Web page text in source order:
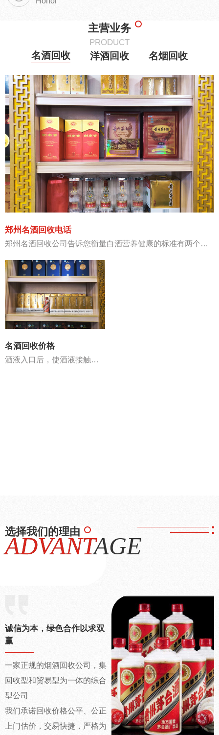
主营业务
PRODUCT
名酒回收 洋酒回收 名烟回收
郑州名酒回收电话
郑州名酒回收公司告诉您衡量白酒营养健康的标准有两个，一个是从白酒的酿造原料上来看，一般情况下，多种粮食酿造的白酒要比单一粮食酿造的营养要丰富一些；另一个是从酿造和勾兑工艺来看，科学合理的工艺是保障酒质......
名酒回收价格
酒液入口后，使酒液接触舌尖、舌边，并平铺于舌面和舌根部，全部接触味蕾，仔细品评酒的味道。2至3秒钟后，可将酒咽下，然后使酒气随呼吸从鼻孔排出，检查酒气是否刺鼻及香气的浓淡，判断酒的回味。酒以入口柔、吞......
选择我们的理由
ADVANTAGE
ADVANT
诚信为本，绿色合作以求双
赢
一家正规的烟酒回收公司，集
回收型和贸易型为一体的综合
型公司
我们承诺回收价格公平、公正
上门估价，交易快捷，严格为